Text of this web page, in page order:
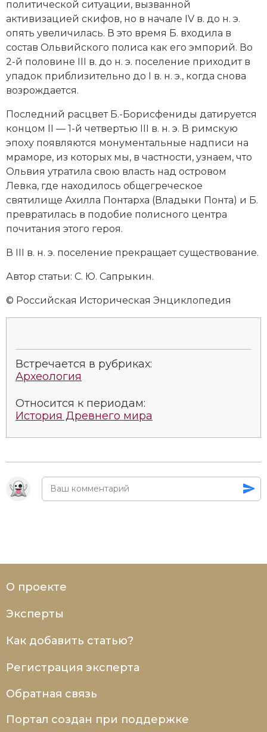
политической ситуации, вызванной
активизацией скифов, но в начале IV в. до н. э.
опять увеличилась. В это время Б. входила в
состав Ольвий­ского полиса как его эмпорий. Во
2-й половине III в. до н. э. поселение приходит в
упадок приблизительно до I в. н. э., когда снова
возрождается.
Последний расцвет Б.-Борисфениды датируется
концом II — 1-й четвертью III в. н. э. В римскую
эпоху появляются монументальные надписи на
мраморе, из которых мы, в частности, узнаем, что
Ольвия утратила свою власть над островом
Левка, где находилось общегрече­ское
святилище Ахилла Понтарха (Владыки Понта) и Б.
превратилась в подобие полисного центра
почитания этого героя.
В III в. н. э. поселение прекращает существование.
Автор статьи: С. Ю. Сапрыкин.
© Российская Историческая Энциклопедия
Встречается в рубриках:
Археология
Относится к периодам:
История Древнего мира
О проекте
Эксперты
Как добавить статью?
Регистрация эксперта
Обратная связь
Портал создан при поддержке